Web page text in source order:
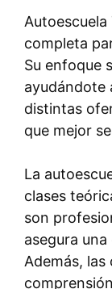
completa
Su enfoque
ayudándote
distintas
que mejor
La
clases
son
asegura
Además, las